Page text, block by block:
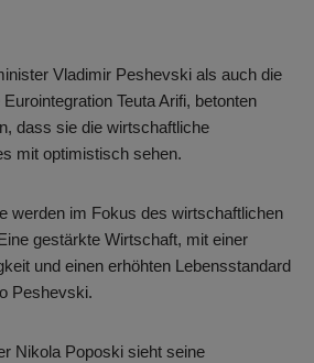
Vladimir Peshevski als auch die
Teuta Arifi, betonten
dass sie die wirtschaftliche
mit optimistisch sehen.
werden im Fokus des wirtschaftlichen
gestärkte Wirtschaft, mit einer
und einen erhöhten Lebensstandard
Peshevski.
Nikola Poposki sieht seine